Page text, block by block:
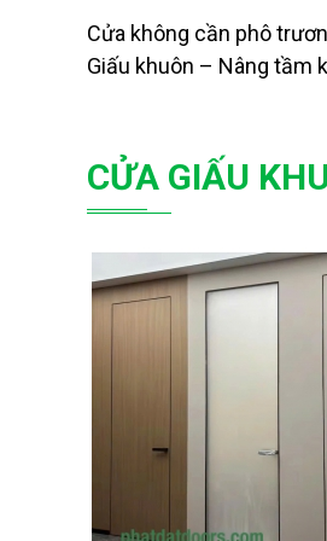
Cửa không cần phô
Giấu khuôn – Nâng tầm
CỬA GIẤU